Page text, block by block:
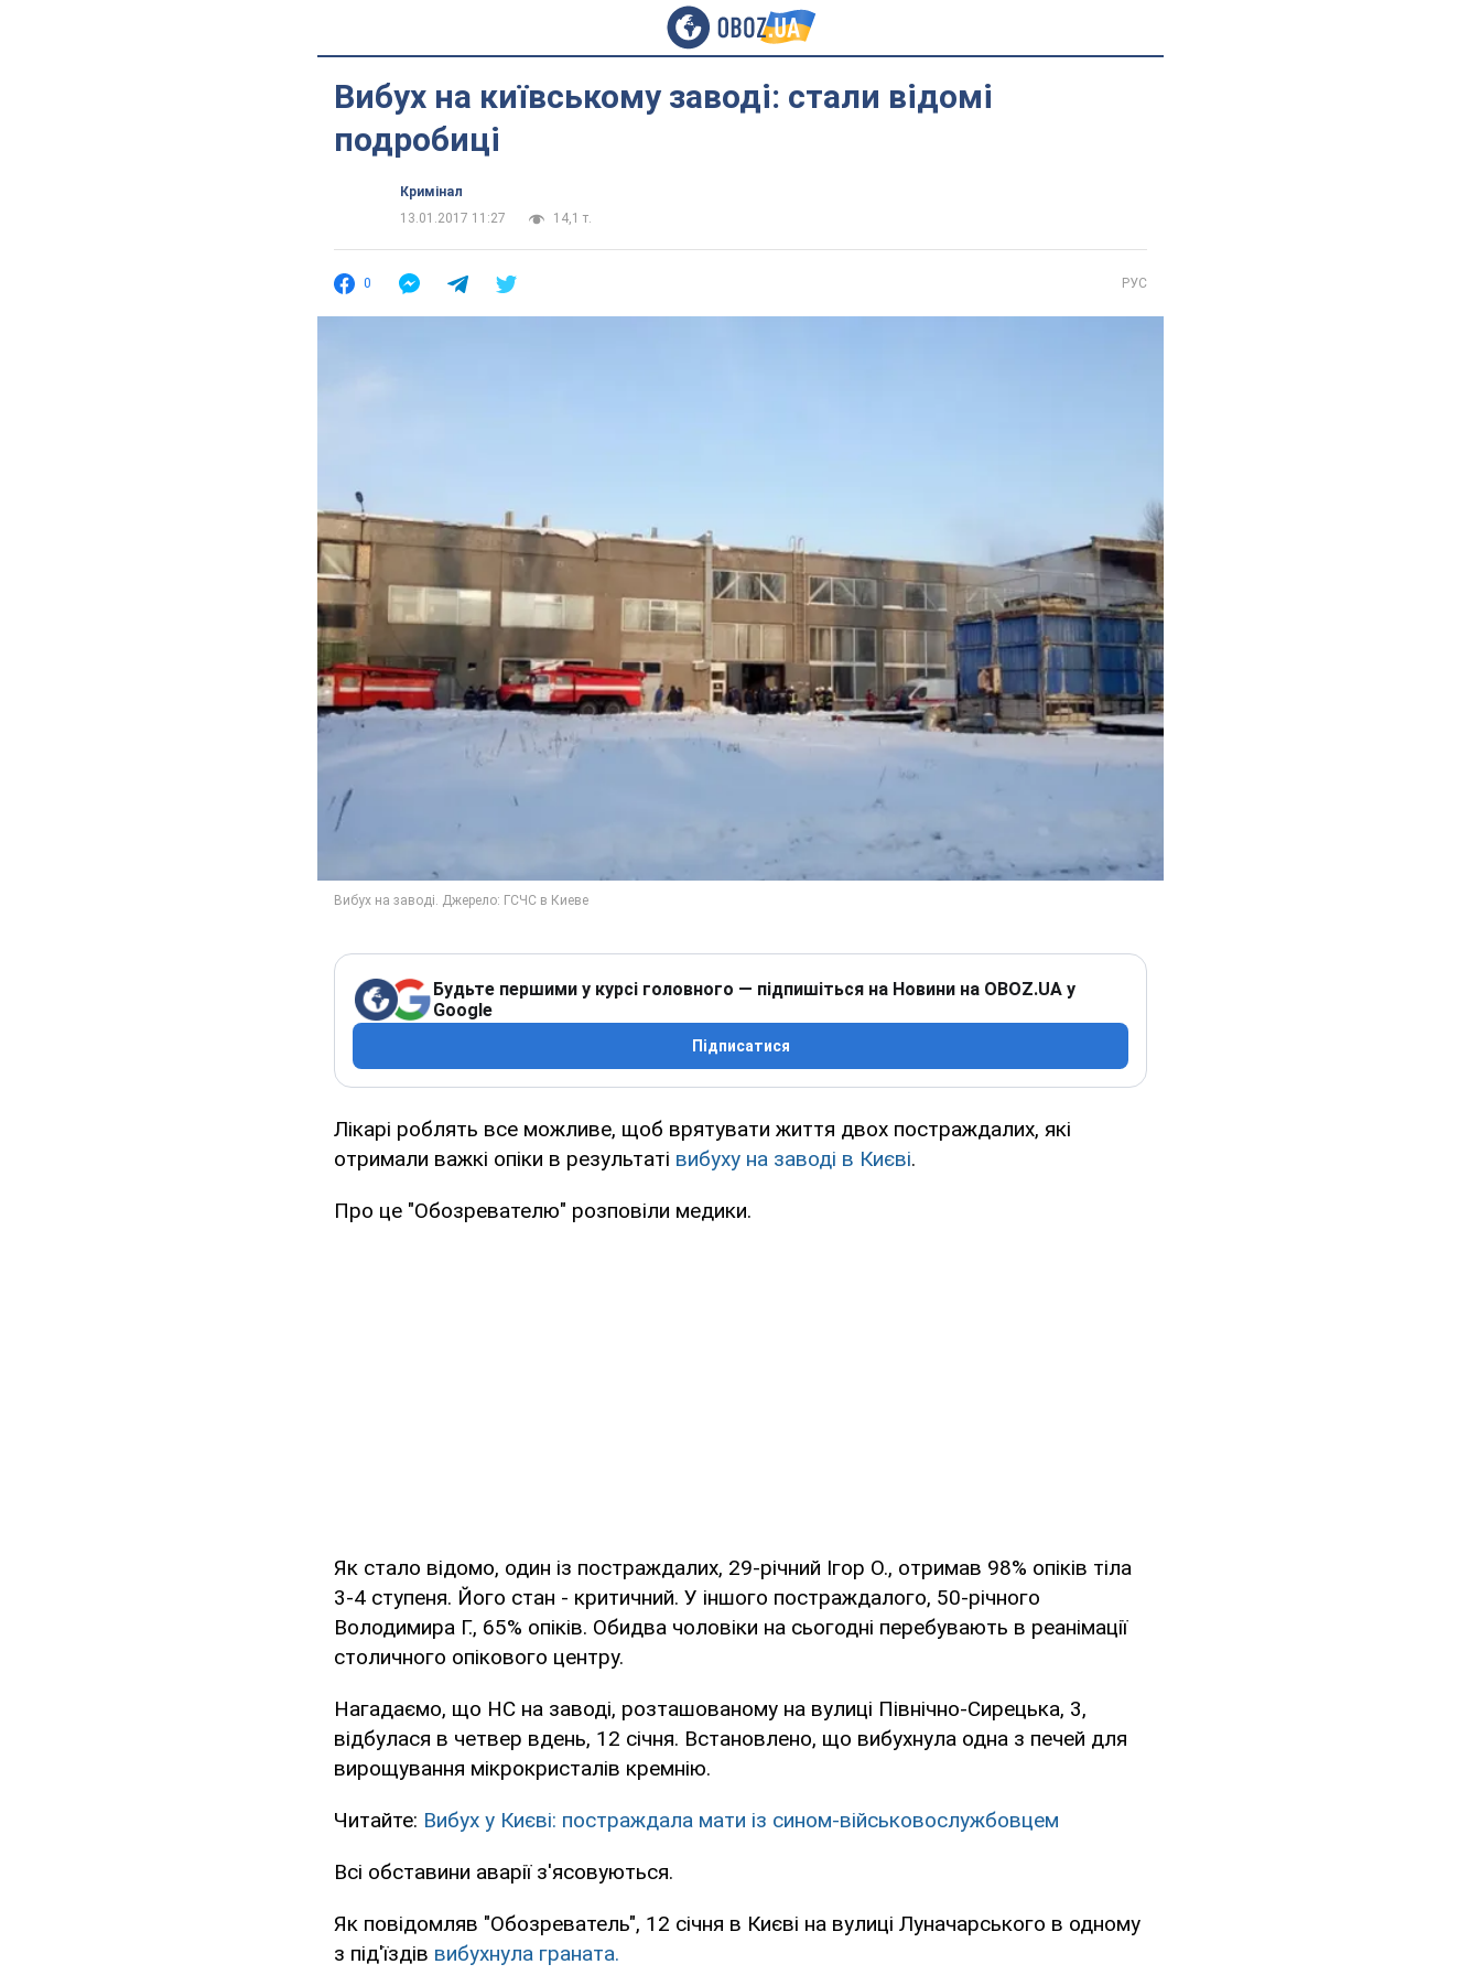
Вибух на київському заводі: стали відомі
подробиці
Кримінал
13.01.2017 11:27
14,1 т.
0 РУС
Будьте першими у курсі головного — підпишіться на Новини на OBOZ.UA у
Google
Підписатися
Лікарі роблять все можливе, щоб врятувати життя двох постраждалих, які
отримали важкі опіки в результаті вибуху на заводі в Києві.
Про це "Обозревателю" розповіли медики.
Як стало відомо, один із постраждалих, 29-річний Ігор О., отримав 98% опіків тіла
3-4 ступеня. Його стан - критичний. У іншого постраждалого, 50-річного
Володимира Г., 65% опіків. Обидва чоловіки на сьогодні перебувають в реанімації
столичного опікового центру.
Нагадаємо, що НС на заводі, розташованому на вулиці Північно-Сирецька, 3,
відбулася в четвер вдень, 12 січня. Встановлено, що вибухнула одна з печей для
вирощування мікрокристалів кремнію.
Читайте: Вибух у Києві: постраждала мати із сином-військовослужбовцем
Всі обставини аварії з'ясовуються.
Як повідомляв "Обозреватель", 12 січня в Києві на вулиці Луначарського в одному
з під'їздів вибухнула граната.